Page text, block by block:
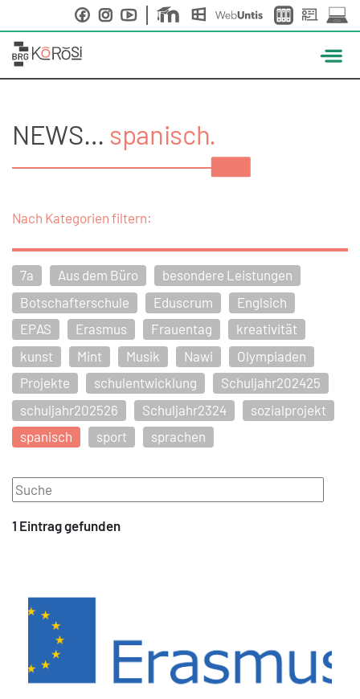
to
content
NEWS… spanisch.
Nach Kategorien filtern:
7a Aus dem Büro
besondere Leistungen
Botschafterschule
Eduscrum
Englsich
EPAS
Erasmus Frauentag
kreativität
kunst
Mint Musik Nawi
Olympiaden
Projekte
schulentwicklung
Schuljahr202425
schuljahr202526
Schuljahr2324
sozialprojekt
spanisch
sport sprachen
1 Eintraggefunden